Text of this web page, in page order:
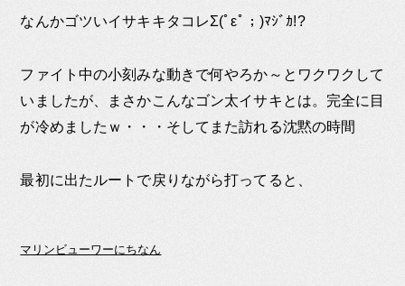
なんかゴツいイサキキタコレΣ(ﾟεﾟ；)ﾏｼﾞｶ!?
ファイト中の小刻みな動きで何やろか～とワクワクして
いましたが、まさかこんなゴン太イサキとは。完全に目
が冷めましたｗ・・・そしてまた訪れる沈黙の時間
最初に出たルートで戻りながら打ってると、
マリンビューワーにちなん